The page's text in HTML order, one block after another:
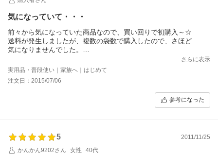
気になっていて・・・
前々から気になっていた商品なので、買い回りで初購入～☆
送料が発生しましたが、複数の袋数で購入したので、さほど
気になりませんでした。
鮭との相性もよく、ほのぼのとした味わいです！(*´▽｀*)
[注文番号：209738-20150706-0934364234]
さらに表示
実用品・普段使い｜家族へ｜はじめて
注文日：2015/07/06
参考になった
5
2011/11/25
かんかん9202さん
女性 40代